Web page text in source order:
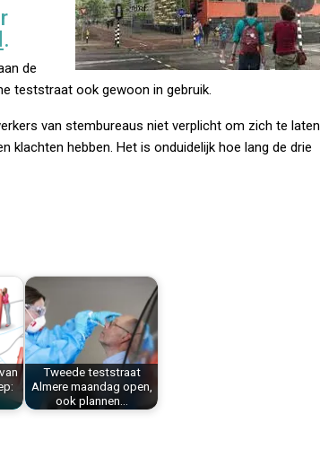
.
de
teststraat ook gewoon in gebruik.
van stembureaus niet verplicht om zich te laten
klachten hebben. Het is onduidelijk hoe lang de drie
Tweede teststraat
Almere maandag open,
ook plannen…